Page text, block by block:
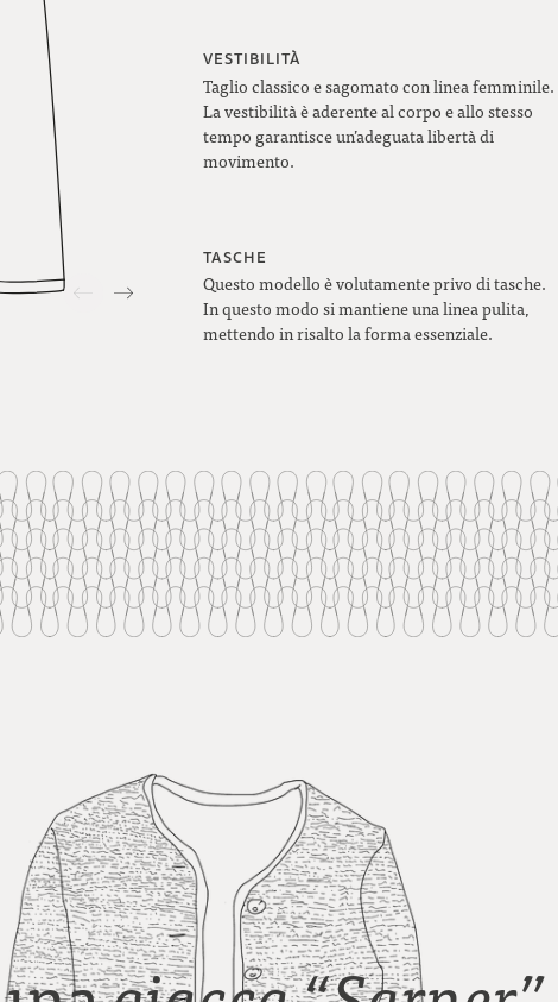
VESTIBILITÀ
Taglio classico e sagomato con linea femminile.
La vestibilità è aderente al corpo e allo stesso
tempo garantisce un’adeguata libertà di
movimento.
TASCHE
Questo modello è volutamente privo di tasche.
In questo modo si mantiene una linea pulita,
mettendo in risalto la forma essenziale.